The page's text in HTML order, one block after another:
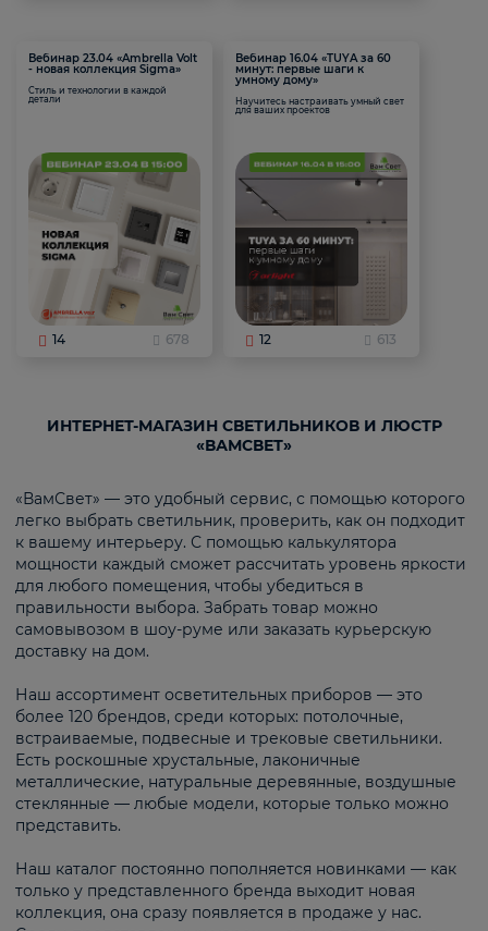
Вебинар 23.04 «Ambrella Volt
- новая коллекция Sigma»
Стиль и технологии в каждой
детали
14 678
Вебинар 16.04 «TUYA за 60
минут: первые шаги к
умному дому»
Научитесь настраивать умный свет
для ваших проектов
12 613
ИНТЕРНЕТ-МАГАЗИН СВЕТИЛЬНИКОВ И ЛЮСТР
«ВАМСВЕТ»
«ВамСвет» — это удобный сервис, с помощью которого
легко выбрать светильник, проверить, как он подходит
к вашему интерьеру. С помощью калькулятора
мощности каждый сможет рассчитать уровень яркости
для любого помещения, чтобы убедиться в
правильности выбора. Забрать товар можно
самовывозом в шоу-руме или заказать курьерскую
доставку на дом.
Наш ассортимент осветительных приборов — это
более 120 брендов, среди которых: потолочные,
встраиваемые, подвесные и трековые светильники.
Есть роскошные хрустальные, лаконичные
металлические, натуральные деревянные, воздушные
стеклянные — любые модели, которые только можно
представить.
Наш каталог постоянно пополняется новинками — как
только у представленного бренда выходит новая
коллекция, она сразу появляется в продаже у нас.